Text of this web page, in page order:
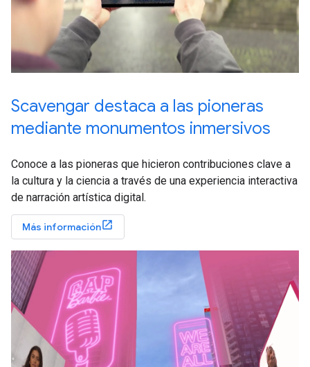
Scavengar destaca a las pioneras
mediante monumentos inmersivos
Conoce a las pioneras que hicieron contribuciones clave a
la cultura y la ciencia a través de una experiencia interactiva
de narración artística digital.
Más información